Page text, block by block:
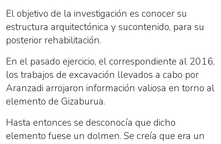
El objetivo de la investigación es conocer su
estructura arquitectónica y sucontenido, para su
posterior rehabilitación.
En el pasado ejercicio, el correspondiente al 2016,
los trabajos de excavación llevados a cabo por
Aranzadi arrojaron información valiosa en torno al
elemento de Gizaburua.
Hasta entonces se desconocía que dicho
elemento fuese un dolmen. Se creía que era un